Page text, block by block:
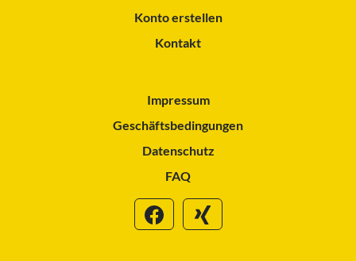
Konto erstellen
Kontakt
Impressum
Geschäftsbedingungen
Datenschutz
FAQ